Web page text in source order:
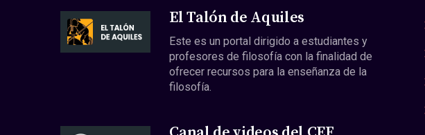
El Talón de Aquiles
Este es un portal dirigido a estudiantes y
profesores de filosofía con la finalidad de
ofrecer recursos para la enseñanza de la
filosofía.